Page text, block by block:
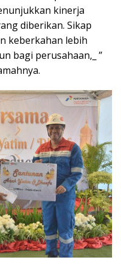
kinerja
diberikan. Sikap
keberkahan lebih
bagi perusahaan,_ ”